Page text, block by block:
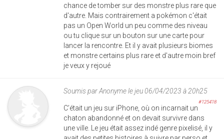
chance de tomber sur des monstre plus rare que
d'autre. Mais contrairement a pokémon c'était
pas un Open World un peu comme des niveau
ou tu clique sur un bouton sur une carte pour
lancer la rencontre. Et il y avait plusieurs biomes
et monstre certains plus rare et d'autre moin bref
je veux y rejoué
Soumis parAnonymele jeu 06/04/2023 à 20h25
#125418
C’était un jeu sur iPhone, où on incarnait un
chaton abandonné et on devait survivre dans
une ville. Le jeu était assez indé genre pixelisé, il y